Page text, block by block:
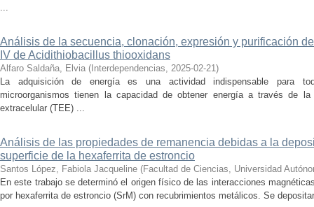
...
Análisis de la secuencia, clonación, expresión y purificación
IV de Acidithiobacillus thiooxidans
Alfaro Saldaña, Elvia ( Interdependencias, 2025-02-21)
La adquisición de energía es una actividad indispensable para
microorganismos tienen la capacidad de obtener energía a través de
extracelular (TEE) ...
Análisis de las propiedades de remanencia debidas a la
superficie de la hexaferrita de estroncio
Santos López, Fabiola Jacqueline (Facultad de Ciencias, Universidad
En este trabajo se determinó el origen físico de las interacciones
por hexaferrita de estroncio (SrM) con recubrimientos metálicos. Se